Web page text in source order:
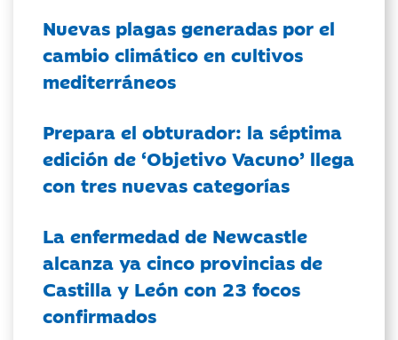
Nuevas plagas generadas por el
cambio climático en cultivos
mediterráneos
Prepara el obturador: la séptima
edición de ‘Objetivo Vacuno’ llega
con tres nuevas categorías
La enfermedad de Newcastle
alcanza ya cinco provincias de
Castilla y León con 23 focos
confirmados